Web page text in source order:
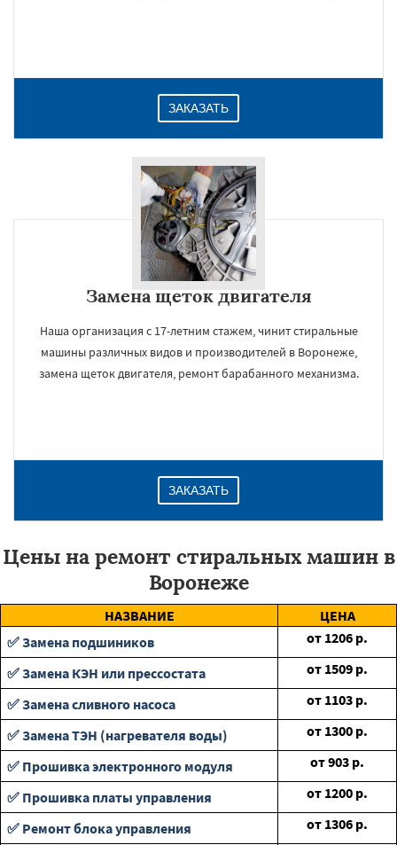
ЗАКАЗАТЬ
Замена щеток двигателя
Наша организация с 17-летним стажем, чинит стиральные
машины различных видов и производителей в Воронеже,
замена щеток двигателя, ремонт барабанного механизма.
ЗАКАЗАТЬ
Цены на ремонт стиральных машин в
Воронеже
НАЗВАНИЕ
ЦЕНА
✅ Замена подшиников
от 1206 р.
✅ Замена КЭН или прессостата
от 1509 р.
✅ Замена сливного насоса
от 1103 р.
✅ Замена ТЭН (нагревателя воды)
от 1300 р.
✅ Прошивка электронного модуля
от903 р.
✅ Прошивка платы управления
от 1200 р.
✅ Ремонт блока управления
от 1306 р.